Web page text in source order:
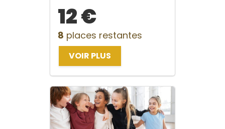
12 €
8 places restantes
VOIR PLUS